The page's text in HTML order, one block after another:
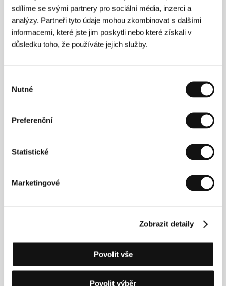
sdílíme se svými partnery pro sociální média, inzerci a
analýzy. Partneři tyto údaje mohou zkombinovat s dalšími
informacemi, které jste jim poskytli nebo které získali v
důsledku toho, že používáte jejich služby.
souhlasu
Nutné
Preferenční
Statistické
Marketingové
Zobrazit detaily
Povolit vše
Povolit výběr